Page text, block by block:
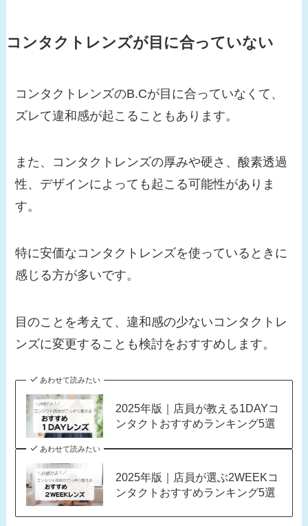
コンタクトレンズが目に合っていない
コンタクトレンズのB.Cが目に合っていなくて、
ズレて違和感が起こることもあります。
また、コンタクトレンズの厚みや硬さ、酸素透過
性、デザインによっても起こる可能性がありま
す。
特に安価なコンタクトレンズを使っているときに
感じる方が多いです。
目のことを考えて、違和感の少ないコンタクトレ
ンズに変更することも検討をおすすめします。
あわせて読みたい
2025年版｜店員が教える1DAYコ
ンタクトおすすめランキング5選
あわせて読みたい
2025年版｜店員が選ぶ2WEEKコ
ンタクトおすすめランキング5選